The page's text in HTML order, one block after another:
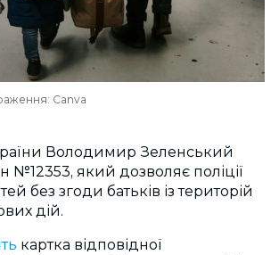
Canva
Володимир Зеленський
№12353, який дозволяє поліції
без згоди батьків із територій
дій.
картка відповідної